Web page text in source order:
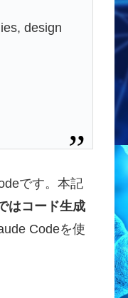
design
です。本記
はコード生成
Codeを使